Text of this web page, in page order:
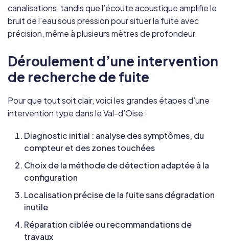
canalisations, tandis que l’écoute acoustique amplifie le
bruit de l’eau sous pression pour situer la fuite avec
précision, même à plusieurs mètres de profondeur.
Déroulement d’une intervention
de recherche de fuite
Pour que tout soit clair, voici les grandes étapes d’une
intervention type dans le Val-d’Oise :
Diagnostic initial : analyse des symptômes, du
compteur et des zones touchées
Choix de la méthode de détection adaptée à la
configuration
Localisation précise de la fuite sans dégradation
inutile
Réparation ciblée ou recommandations de
travaux